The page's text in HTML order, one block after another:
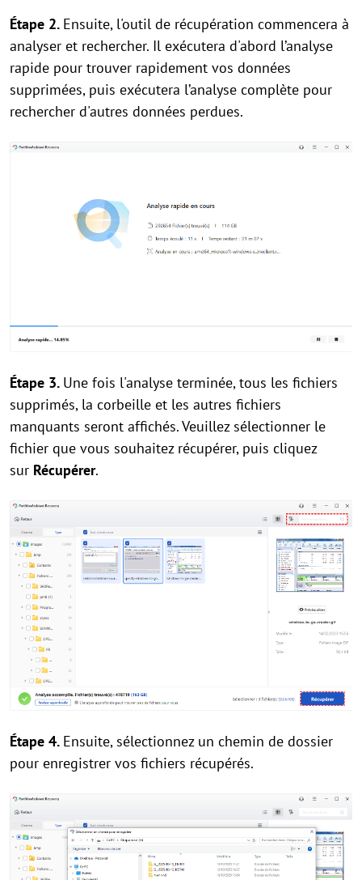
Étape 2. Ensuite, l'outil de récupération commencera à
analyser et rechercher. Il exécutera d'abord l’analyse
rapide pour trouver rapidement vos données
supprimées, puis exécutera l’analyse complète pour
rechercher d'autres données perdues.
Étape 3. Une fois l'analyse terminée, tous les fichiers
supprimés, la corbeille et les autres fichiers
manquants seront affichés. Veuillez sélectionner le
fichier que vous souhaitez récupérer, puis cliquez
sur Récupérer.
Étape 4. Ensuite, sélectionnez un chemin de dossier
pour enregistrer vos fichiers récupérés.